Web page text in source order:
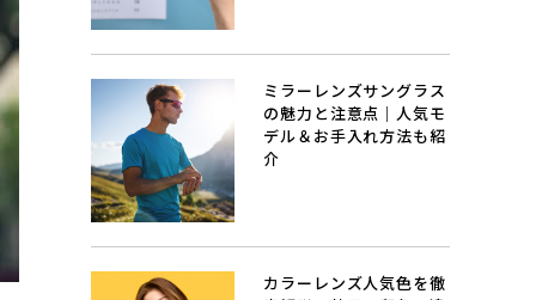
ミラーレンズサングラス
の魅力と注意点｜人気モ
デル＆お手入れ方法も紹
介
カラーレンズ人気色を徹